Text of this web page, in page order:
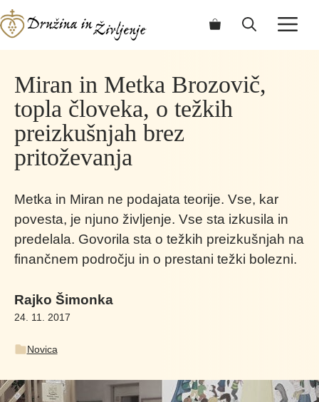
Skip
to
Miran in Metka Brozovič,
topla človeka, o težkih
preizkušnjah brez
pritoževanja
Metka in Miran ne podajata teorije. Vse, kar
povesta, je njuno življenje. Vse sta izkusila in
predelala. Govorila sta o težkih preizkušnjah na
finančnem področju in o prestani težki bolezni.
Rajko Šimonka
24. 11. 2017
Novica